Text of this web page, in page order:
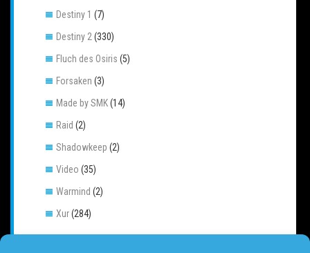
Destiny 1 (7)
Destiny 2 (330)
Fluch des Osiris (5)
Forsaken (3)
Made by SMK(14)
Raid (2)
Shadowkeep (2)
Video (35)
Warmind (2)
Xur(284)